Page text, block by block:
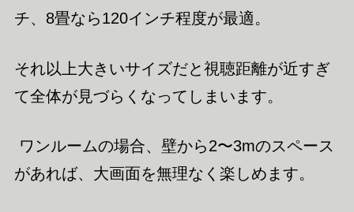
チ、8畳なら120インチ程度が最適。
それ以上大きいサイズだと視聴距離が近すぎ
て全体が見づらくなってしまいます。
ワンルームの場合、壁から2〜3mのスペース
があれば、大画面を無理なく楽しめます。